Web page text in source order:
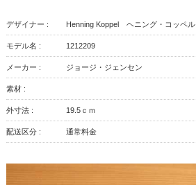
デザイナー : Henning Koppel ヘニング・コッペル
モデル名 : 1212209
メーカー : ジョージ・ジェンセン
素材 :
外寸法 : 19.5ｃｍ
配送区分 : 通常料金